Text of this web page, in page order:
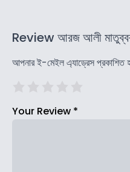
Review আরজ আলী
আপনার ই-মেইল এ্যাড্রেস প্রকাশিত
Your Review *